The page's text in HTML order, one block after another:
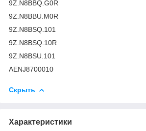
9Z.N8BBQ.G0R
9Z.N8BBU.M0R
9Z.N8BSQ.101
9Z.N8BSQ.10R
9Z.N8BSU.101
AENJ8700010
Скрыть
Характеристики